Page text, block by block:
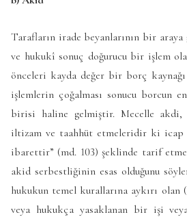
Tarafların irade beyanlarının bir
ve hukukî sonuç doğurucu bir işlem
önceleri kayda değer bir borç
işlemlerin çoğalması sonucu borcun
birisi haline gelmiştir. Mecelle akdi,
iltizam ve taahhüt etmeleridir ki icap
ibarettir” (md. 103) şeklinde tarif
akid serbestliğinin esas olduğunu
hukukun temel kurallarına aykırı olan
veya hukukça yasaklanan bir işi